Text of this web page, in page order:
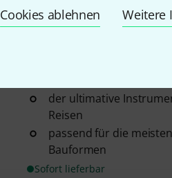
Cookies ablehnen Weitere
der ultimative
Reisen
passend für die
Bauformen
Sofort lieferbar